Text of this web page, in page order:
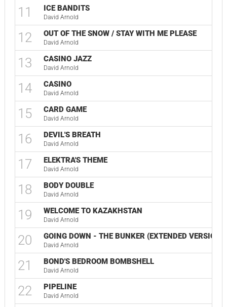
11 ICE BANDITS
David Arnold
12 OUT OF THE SNOW / STAY WITH ME PLEASE
David Arnold
13 CASINO JAZZ
David Arnold
14 CASINO
David Arnold
15 CARD GAME
David Arnold
16 DEVIL'S BREATH
David Arnold
17 ELEKTRA'S THEME
David Arnold
18 BODY DOUBLE
David Arnold
19 WELCOME TO KAZAKHSTAN
David Arnold
20 GOING DOWN - THE BUNKER (EXTENDED VERSION)
David Arnold
21 BOND'S BEDROOM BOMBSHELL
David Arnold
22 PIPELINE
David Arnold